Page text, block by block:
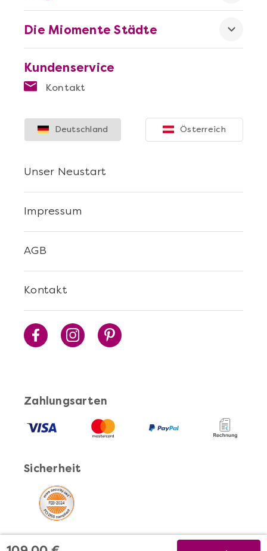
Kundenservice
Kontakt
Die Miomente Städte
Zahlungsarten
Sicherheit
Kontakt
AGB
Impressum
Unser Neustart
Deutschland Österreich